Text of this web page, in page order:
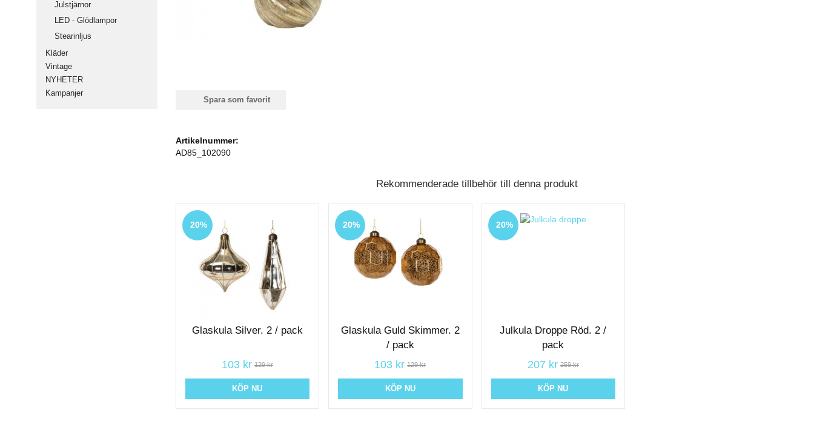
Julstjärnor
LED - Glödlampor
Stearinljus
Kläder
Vintage
NYHETER
Kampanjer
Spara som favorit
Artikelnummer:
AD85_102090
Rekommenderade tillbehör till denna produkt
20%
Glaskula Silver. 2 / pack
103 kr 129 kr
KÖP NU
20%
Glaskula Guld Skimmer. 2
/ pack
103 kr 129 kr
KÖP NU
20%
Julkula Droppe Röd. 2 /
pack
207 kr 259 kr
KÖP NU